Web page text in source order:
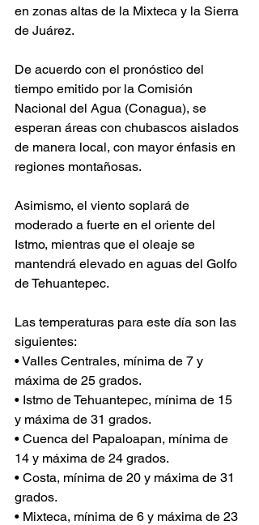
en zonas altas de la Mixteca y la Sierra
de Juárez.
De acuerdo con el pronóstico del
tiempo emitido por la Comisión
Nacional del Agua (Conagua), se
esperan áreas con chubascos aislados
de manera local, con mayor énfasis en
regiones montañosas.
Asimismo, el viento soplará de
moderado a fuerte en el oriente del
Istmo, mientras que el oleaje se
mantendrá elevado en aguas del Golfo
de Tehuantepec.
Las temperaturas para este día son las
siguientes:
• Valles Centrales, mínima de 7 y
máxima de 25 grados.
• Istmo de Tehuantepec, mínima de 15
y máxima de 31 grados.
• Cuenca del Papaloapan, mínima de
14 y máxima de 24 grados.
• Costa, mínima de 20 y máxima de 31
grados.
• Mixteca, mínima de 6 y máxima de 23